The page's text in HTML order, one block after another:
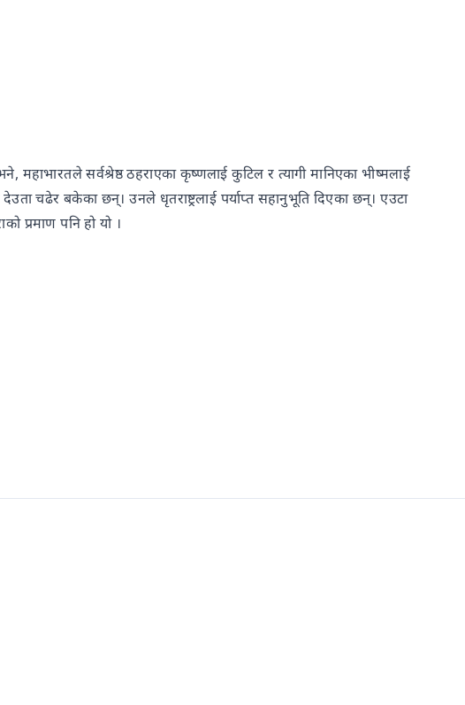
महाभारतले सर्वश्रेष्ठ ठहराएका कृष्णलाई कुटिल र त्यागी मानिएका भीष्मलाई
चढेर बकेका छन्। उनले धृतराष्ट्रलाई पर्याप्त सहानुभूति दिएका छन्। एउटा
प्रमाण पनि हो यो ।